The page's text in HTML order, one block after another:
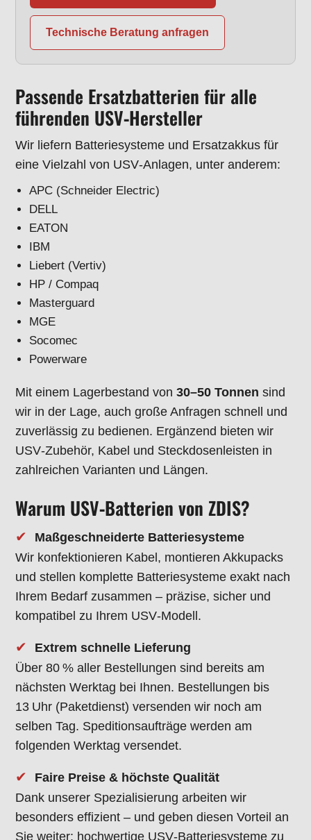
Technische Beratung anfragen
Passende Ersatzbatterien für alle
führenden USV‑Hersteller
Wir liefern Batteriesysteme und Ersatzakkus für
eine Vielzahl von USV‑Anlagen, unter anderem:
APC (Schneider Electric)
DELL
EATON
IBM
Liebert (Vertiv)
HP / Compaq
Masterguard
MGE
Socomec
Powerware
Mit einem Lagerbestand von 30–50 Tonnen sind
wir in der Lage, auch große Anfragen schnell und
zuverlässig zu bedienen. Ergänzend bieten wir
USV‑Zubehör, Kabel und Steckdosenleisten in
zahlreichen Varianten und Längen.
Warum USV‑Batterien von ZDIS?
✔
Maßgeschneiderte Batteriesysteme
Wir konfektionieren Kabel, montieren Akkupacks
und stellen komplette Batteriesysteme exakt nach
Ihrem Bedarf zusammen – präzise, sicher und
kompatibel zu Ihrem USV‑Modell.
✔
Extrem schnelle Lieferung
Über 80 % aller Bestellungen sind bereits am
nächsten Werktag bei Ihnen. Bestellungen bis
13 Uhr (Paketdienst) versenden wir noch am
selben Tag. Speditionsaufträge werden am
folgenden Werktag versendet.
✔
Faire Preise & höchste Qualität
Dank unserer Spezialisierung arbeiten wir
besonders effizient – und geben diesen Vorteil an
Sie weiter: hochwertige USV‑Batteriesysteme zu